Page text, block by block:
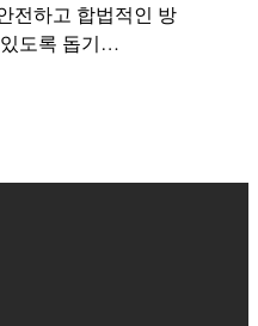
전하고 합법적인 방
도록 돕기…